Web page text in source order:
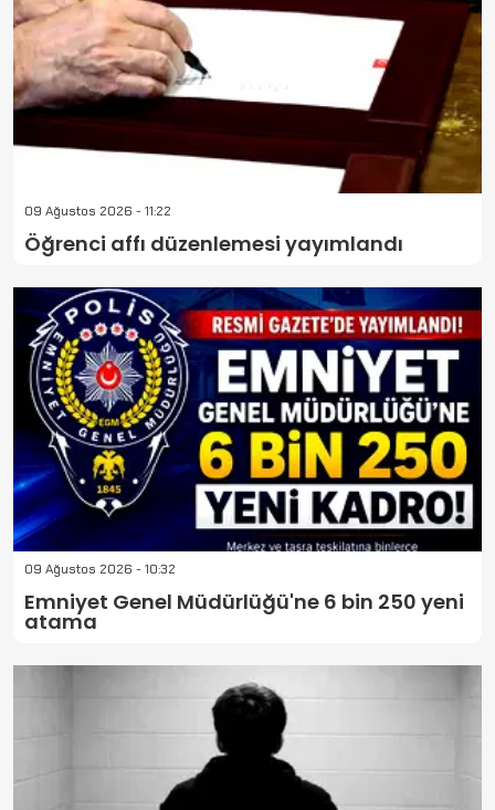
09 Ağustos 2026 - 11:22
Öğrenci affı düzenlemesi yayımlandı
09 Ağustos 2026 - 10:32
Emniyet Genel Müdürlüğü'ne 6 bin 250 yeni
atama